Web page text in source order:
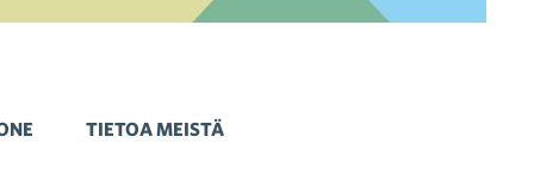
TIETOA MEISTÄ